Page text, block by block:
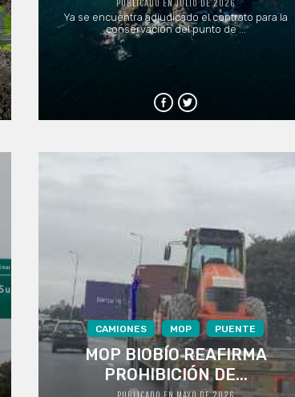
PUBLICADO EN JULIO DE 2026
Ya se encuentra adjudicado el contrato para la
conservación del punto de ...
CAMIONES MOP PUENTE
MOP BIOBÍO REAFIRMA
PROHIBICIÓN DE...